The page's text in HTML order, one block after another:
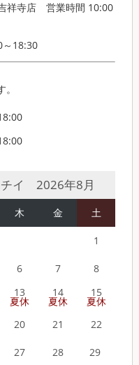
祥寺店営業時間 10:00
18:30
チイ 2026年8月
木 金 土
1
6 7 8
13
夏休
14
夏休
15
夏休
20 21 22
27 28 29